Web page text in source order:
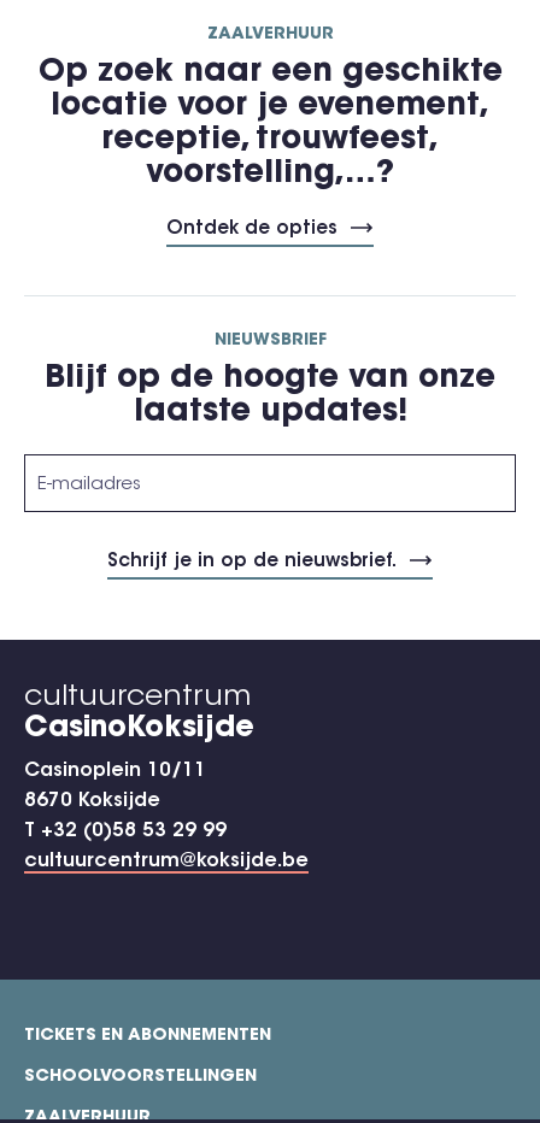
ZAALVERHUUR
Op zoek naar een geschikte
locatie voor je evenement,
receptie, trouwfeest,
voorstelling,…?
Ontdek de opties
NIEUWSBRIEF
Blijf op de hoogte van onze
laatste updates!
cultuurcentrum
CasinoKoksijde
Casinoplein 10/11
8670 Koksijde
T +32 (0)58 53 29 99
cultuurcentrum@koksijde.be
footer
TICKETS EN ABONNEMENTEN
SCHOOLVOORSTELLINGEN
ZAALVERHUUR